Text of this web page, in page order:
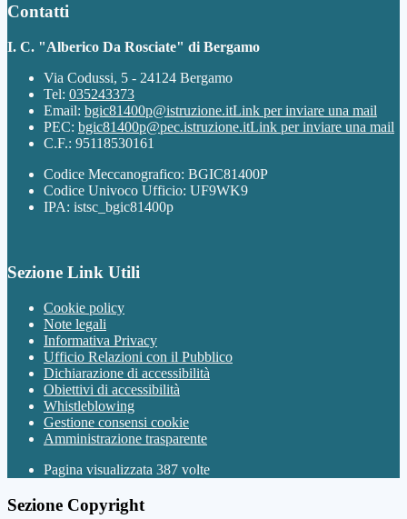
Contatti
I. C. "Alberico Da Rosciate" di Bergamo
Via Codussi, 5 - 24124 Bergamo
Tel: 035243373
Email: bgic81400p@istruzione.itLink per inviare una mail
PEC: bgic81400p@pec.istruzione.itLink per inviare una mail
C.F.: 95118530161
Codice Meccanografico: BGIC81400P
Codice Univoco Ufficio: UF9WK9
IPA: istsc_bgic81400p
Sezione Link Utili
Cookie policy
Note legali
Informativa Privacy
Ufficio Relazioni con il Pubblico
Dichiarazione di accessibilità
Obiettivi di accessibilità
Whistleblowing
Gestione consensi cookie
Amministrazione trasparente
Pagina visualizzata 387 volte
Sezione Copyright